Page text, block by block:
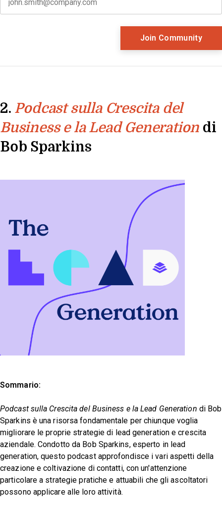
2. Podcast sulla Crescita del
Business e la Lead Generation di
Bob Sparkins
Sommario:
Podcast sulla Crescita del Business e la Lead Generation di Bob
Sparkins è una risorsa fondamentale per chiunque voglia
migliorare le proprie strategie di lead generation e crescita
aziendale. Condotto da Bob Sparkins, esperto in lead
generation, questo podcast approfondisce i vari aspetti della
creazione e coltivazione di contatti, con un'attenzione
particolare a strategie pratiche e attuabili che gli ascoltatori
possono applicare alle loro attività.